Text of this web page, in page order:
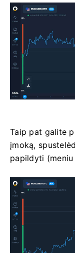
Taip pat galite
įmoką,
papildyti (meniu